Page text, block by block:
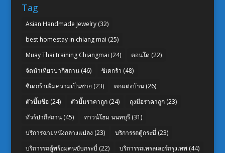
Tag
Asian Handmade Jewelry(32)
best homestay in chiang mai (25)
Muay Thai training Chiangmai (24) คอนโด (22)
จัดนำเที่ยวปากีสถาน(46) ซิเดกร้า (48)
ซิเดกร้าเพิ่มความเป็นชาย (23) ตกแต่งบ้าน(26)
ตัวปั๊มชื่อ(24) ตัวปั๊มราคาถูก(24) ถุงมือราคาถูก(23)
ทัวร์ปากีสถาน(45) ทาวน์โฮม นนทบุรี(31)
บริการฉายหนังกลางแปลง (23) บริการรถตู้กระบี่ (23)
บริการรถตู้พร้อมคนขับกระบี่ (22) บริการรถเทรลเลอร์กรุงเทพ (44)